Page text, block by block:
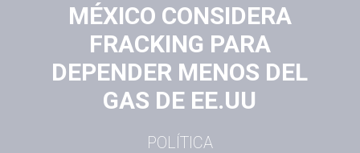
MÉXICO CONSIDERA
FRACKING PARA
DEPENDER MENOS DEL
GAS DE EE.UU
POLÍTICA